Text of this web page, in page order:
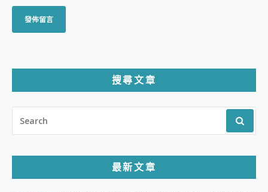
搜尋文章
FOR:
最新文章